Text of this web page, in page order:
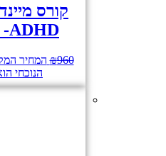
קורס
ADHD- ילדים ומתבגרים
₪960 המחיר
הנוכחי הוא: